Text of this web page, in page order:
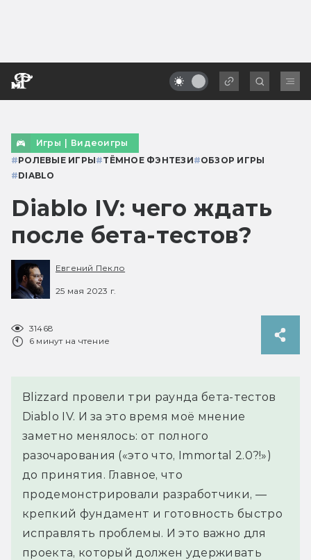
Игры | Видеоигры
#РОЛЕВЫЕ ИГРЫ#ТЁМНОЕ ФЭНТЕЗИ#ОБЗОР ИГРЫ
#DIABLO
Diablo IV: чего ждать
после бета-тестов?
Евгений Пекло
25 мая 2023 г.
31468
6 минут на чтение
Blizzard провели три раунда бета-тестов
Diablo IV. И за это время моё мнение
заметно менялось: от полного
разочарования («это что, Immortal 2.0?!»)
до принятия. Главное, что
продемонстрировали разработчики, —
крепкий фундамент и готовность быстро
исправлять проблемы. И это важно для
проекта, который должен удерживать